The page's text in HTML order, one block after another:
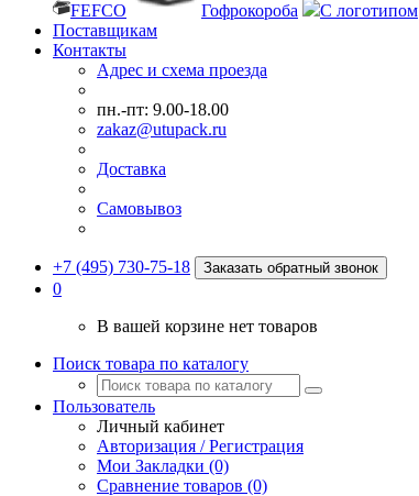
FEFCO Гофрокороба С логотипом
Поставщикам
Контакты
Адрес и схема проезда
пн.-пт: 9.00-18.00
zakaz@utupack.ru
Доставка
Самовывоз
+7 (495) 730-75-18 Заказать обратный звонок
0
В вашей корзине нет товаров
Поиск товара по каталогу
Пользователь
Личный кабинет
Авторизация / Регистрация
Мои Закладки (0)
Сравнение товаров (0)